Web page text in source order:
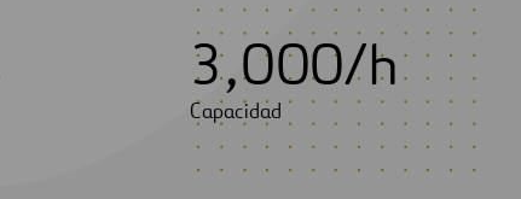
3,000/h
Capacidad